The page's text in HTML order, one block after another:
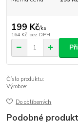
199 Kč/ks
164 Kč bez DPH
Číslo produktu:
Výrobce:
Do oblíbených
Podobné